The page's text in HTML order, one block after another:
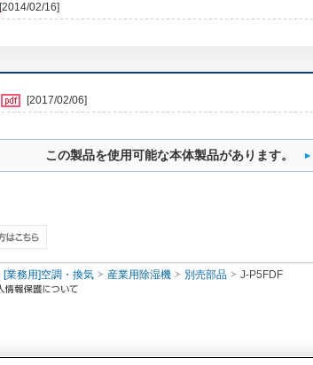
[2014/02/16]
[2017/02/06]
この製品を使用可能な本体製品があります。
[業務用]空調・換気 産業用除湿機 別売部品 J-P5FDF